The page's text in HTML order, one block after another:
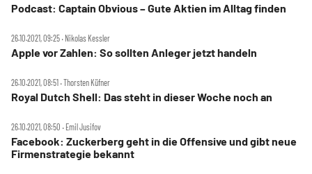
Podcast: Captain Obvious – Gute Aktien im Alltag finden
26.10.2021, 09:25 ‧ Nikolas Kessler
Apple vor Zahlen: So sollten Anleger jetzt handeln
26.10.2021, 08:51 ‧ Thorsten Küfner
Royal Dutch Shell: Das steht in dieser Woche noch an
26.10.2021, 08:50 ‧ Emil Jusifov
Facebook: Zuckerberg geht in die Offensive und gibt neue
Firmenstrategie bekannt